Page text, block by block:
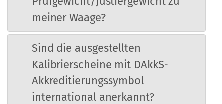
meiner Waage?
Sind die ausgestellten
Kalibrierscheine mit DAkkS-
Akkreditierungssymbol
international anerkannt?